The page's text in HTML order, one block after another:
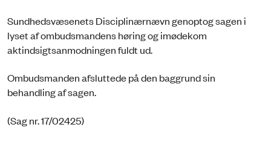
Sundhedsvæsenets Disciplinærnævn genoptog sagen i
lyset af ombudsmandens høring og imødekom
aktindsigtsanmodningen fuldt ud.
Ombudsmanden afsluttede på den baggrund sin
behandling af sagen.
(Sag nr. 17/02425)